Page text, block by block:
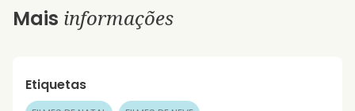
Mais informações
Etiquetas